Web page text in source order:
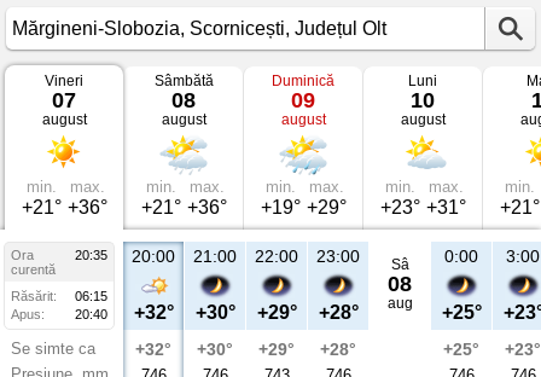
Vremea
Mărgineni-
Slobozia
Scornicești,
Județul
Olt
Vineri
07
august
min.
+21°
max.
+36°
Sâmbătă
08
august
min.
+21°
max.
+36°
Duminică
09
august
min.
+19°
max.
+29°
Luni
10
august
min.
+23°
max.
+31°
min.
+21°
Ora
20:35
curentă
Răsărit:
06:15
Apus:
20:40
Se simte ca
20:00
+32°
+32°
21:00
+30°
+30°
22:00
+29°
+29°
23:00
+28°
+28°
Sâ
08
aug
0:00
+25°
+25°
3:00
+23°